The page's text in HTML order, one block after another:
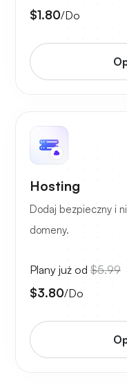
$1.80/Do
Hosting
Dodaj bezpieczny i
domeny.
Plany już od $5.99
$3.80/Do